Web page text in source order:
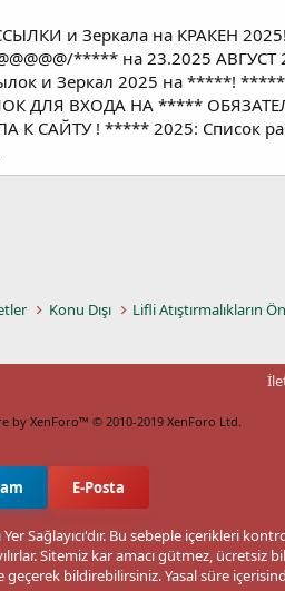
и Зеркала на КРАКЕH
***** на 23.2025
и Зеркал 2025 на *****!
ДЛЯ ВХОДА НА *****
САЙТУ ! ***** 2025: Список
Konu Dışı Lifli Atıştırmalıkların
by XenForo™ © 2010-2019 XenForo Ltd.
E-Posta
Sağlayıcı'dır. Bu sebeple içerikleri
Sitemiz kar amacı gütmez, ücretsiz
bildirebilirsiniz. Yasal süre